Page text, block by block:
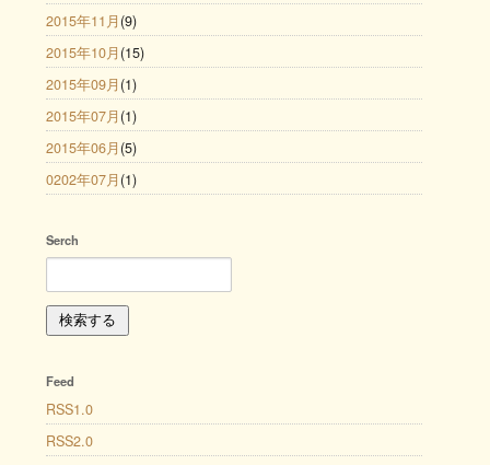
2015年11月 (9)
2015年10月 (15)
2015年09月 (1)
2015年07月 (1)
2015年06月 (5)
0202年07月 (1)
Serch
Feed
RSS1.0
RSS2.0